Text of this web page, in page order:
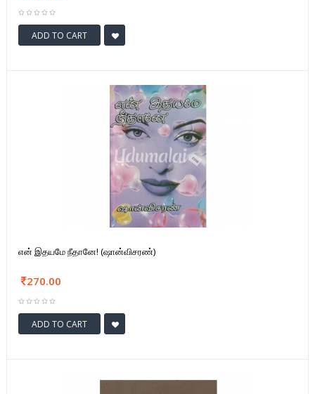
ADD TO CART
என் இதயமே நீதானே! (ஷான்விசரண்)
270.00
ADD TO CART